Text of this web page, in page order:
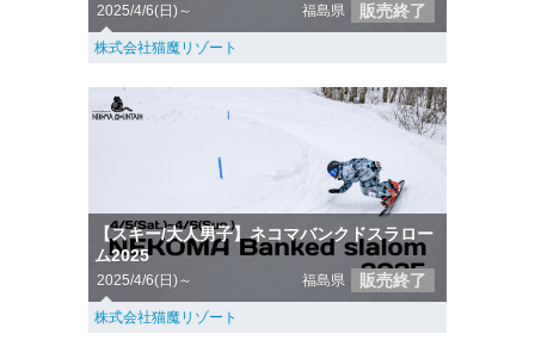
2025/4/6(日)～ 福島県 販売終了
株式会社猫魔リゾート
【スキー/大人男子】ネコマバンクドスラロー
ム2025
2025/4/6(日)～ 福島県 販売終了
株式会社猫魔リゾート